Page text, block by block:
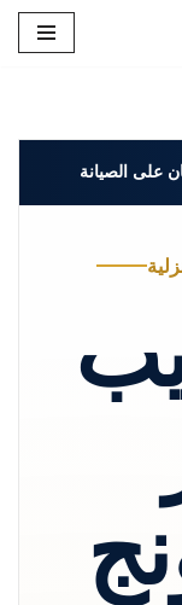
على الصيانة